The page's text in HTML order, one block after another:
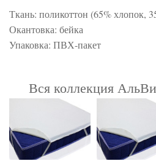
Ткань: поликоттон (65% хлопок,
Окантовка: бейка
Упаковка: ПВХ-пакет
Вся коллекция